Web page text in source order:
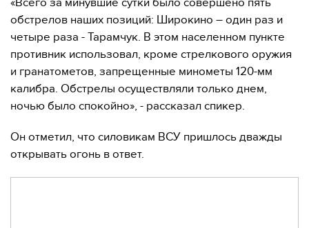
«Всего за минувшие сутки было совершено пять
обстрелов наших позиций: Широкино – один раз и
четыре раза - Тарамчук. В этом населенном пункте
противник использовал, кроме стрелкового оружия
и гранатометов, запрещенные минометы 120-мм
калибра. Обстрелы осуществляли только днем,
ночью было спокойно», - рассказал спикер.
Он отметил, что силовикам ВСУ пришлось дважды
открывать огонь в ответ.